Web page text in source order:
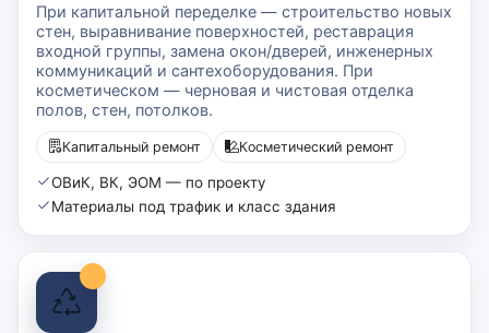
При капитальной переделке — строительство новых
стен, выравнивание поверхностей, реставрация
входной группы, замена окон/дверей, инженерных
коммуникаций и сантехоборудования. При
косметическом — черновая и чистовая отделка
полов, стен, потолков.
Капитальный ремонт Косметический ремонт
ОВиК, ВК, ЭОМ — по проекту
Материалы под трафик и класс здания